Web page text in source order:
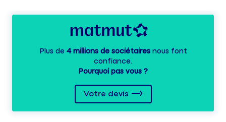
Plus de 4 millions de sociétairesnous font
confiance.
Pourquoi pas vous ?
Votre devis